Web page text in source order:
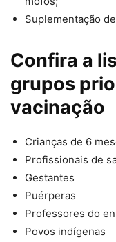
⁠Suplementação
Confira a
grupos
vacinação
Crianças de 6
Profissionais de
Gestantes
Puérperas
Professores do
Povos indígenas